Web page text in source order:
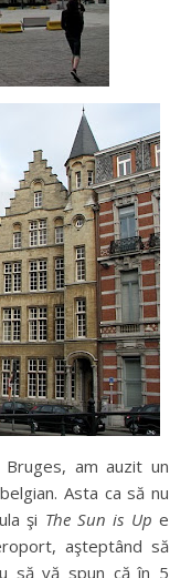
Bruges, am auzit un
Asta ca să nu
şi The Sun is Up e
aşteptând să
să vă spun că în 5